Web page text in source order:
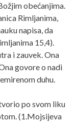
obećanjima.
Rimljanima,
napisa, da
15,4).
i zauvek. Ona
govore o nadi
duhu.
po svom liku
(1.Mojsijeva